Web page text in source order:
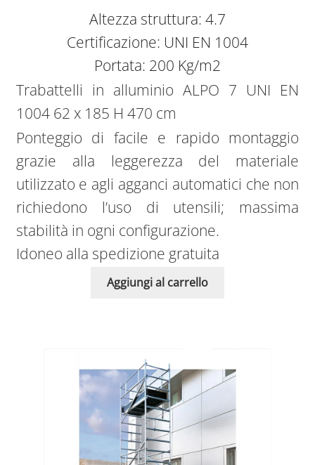
Altezza struttura: 4.7
Certificazione: UNI EN 1004
Portata: 200 Kg/m2
Trabattelli in alluminio ALPO 7 UNI EN
1004 62 x 185 H 470 cm
Ponteggio di facile e rapido montaggio
grazie alla leggerezza del materiale
utilizzato e agli agganci automatici che non
richiedono l’uso di utensili; massima
stabilità in ogni configurazione.
Idoneo alla spedizione gratuita
Aggiungi al carrello